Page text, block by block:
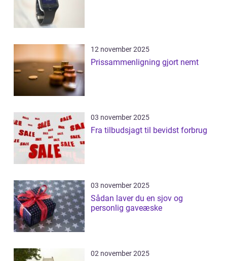
12 november 2025
Prissammenligning gjort nemt
03 november 2025
Fra tilbudsjagt til bevidst forbrug
03 november 2025
Sådan laver du en sjov og
personlig gaveæske
02 november 2025